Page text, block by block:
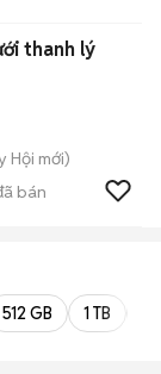
thanh lý
Hội mới)
bán
512 GB 1 TB